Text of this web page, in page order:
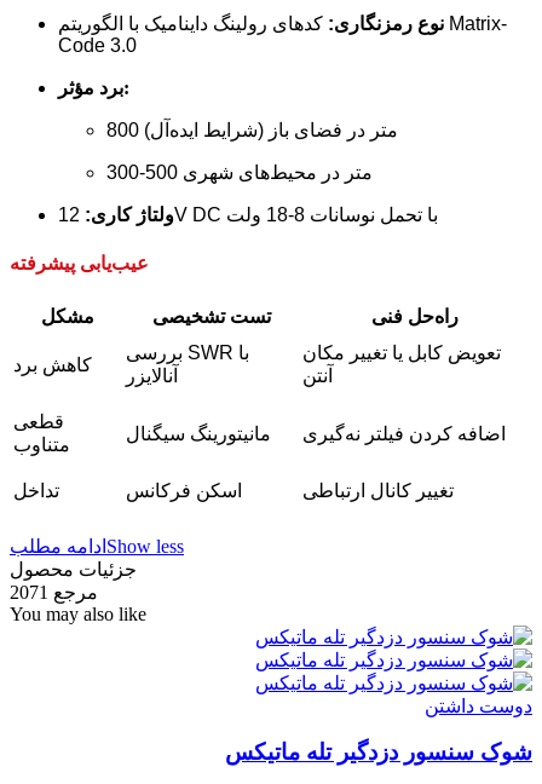
نوع رمزنگاری: کدهای رولینگ داینامیک با الگوریتم Matrix-
Code 3.0
برد مؤثر:
800 متر در فضای باز (شرایط ایده‌آل)
300-500 متر در محیط‌های شهری
ولتاژ کاری: 12V DC با تحمل نوسانات 8-18 ولت
عیب‌یابی پیشرفته
مشکل تست تشخیصی راه‌حل فنی
کاهش برد
بررسی SWR با
آنالایزر
تعویض کابل یا تغییر مکان
آنتن
قطعی
متناوب
مانیتورینگ سیگنال اضافه کردن فیلتر نه‌گیری
تداخل اسکن فرکانس تغییر کانال ارتباطی
ادامه مطلب Show less
جزئیات محصول
مرجع 2071
You may also like
دوست داشتن
شوک سنسور دزدگیر تله ماتیکس